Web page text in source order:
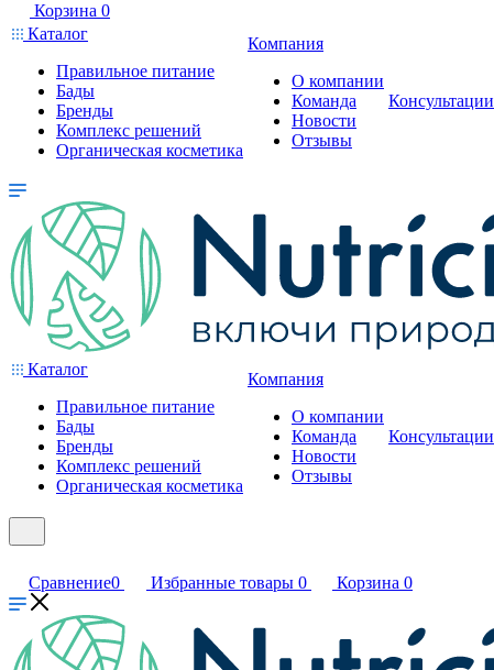
Корзина 0
Каталог
Правильное питание
Бады
Бренды
Комплекс решений
Органическая косметика
Компания
О компании
Команда
Новости
Отзывы
Консультации
Каталог
Правильное питание
Бады
Бренды
Комплекс решений
Органическая косметика
Компания
О компании
Команда
Новости
Отзывы
Консультации
Сравнение0 Избранные товары 0 Корзина 0